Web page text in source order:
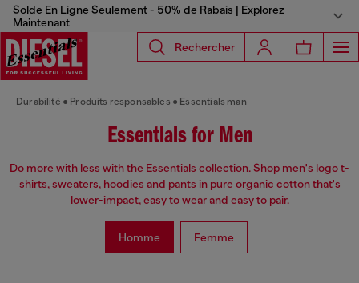
Solde En Ligne Seulement - 50% de Rabais | Explorez
Maintenant
Rechercher
Durabilité Produits responsables Essentials man
Essentials for Men
Do more with less with the Essentials collection. Shop men's logo t-
shirts, sweaters, hoodies and pants in pure organic cotton that's
lower-impact, easy to wear and easy to pair.
Homme Femme